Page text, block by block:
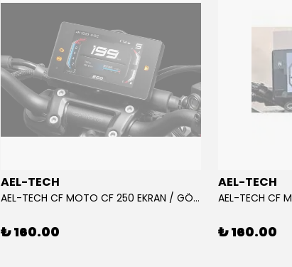
AEL-TECH
AEL-TECH CF MOTO CF 250 EKRAN / GÖSTERGE KORUYUCU 2020-2022
₺ 160.00
AEL-TECH
₺ 160.00